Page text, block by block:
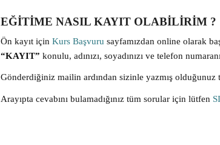
EĞİTİME NASIL KAYIT OLABİLİRİM ?
Ön kayıt için Kurs Başvuru sayfamızdan online olarak
“KAYIT” konulu, adınızı, soyadınızı ve telefon
Gönderdiğiniz mailin ardından sizinle yazmış olduğunuz
Arayıpta cevabını bulamadığınız tüm sorular için lütfen